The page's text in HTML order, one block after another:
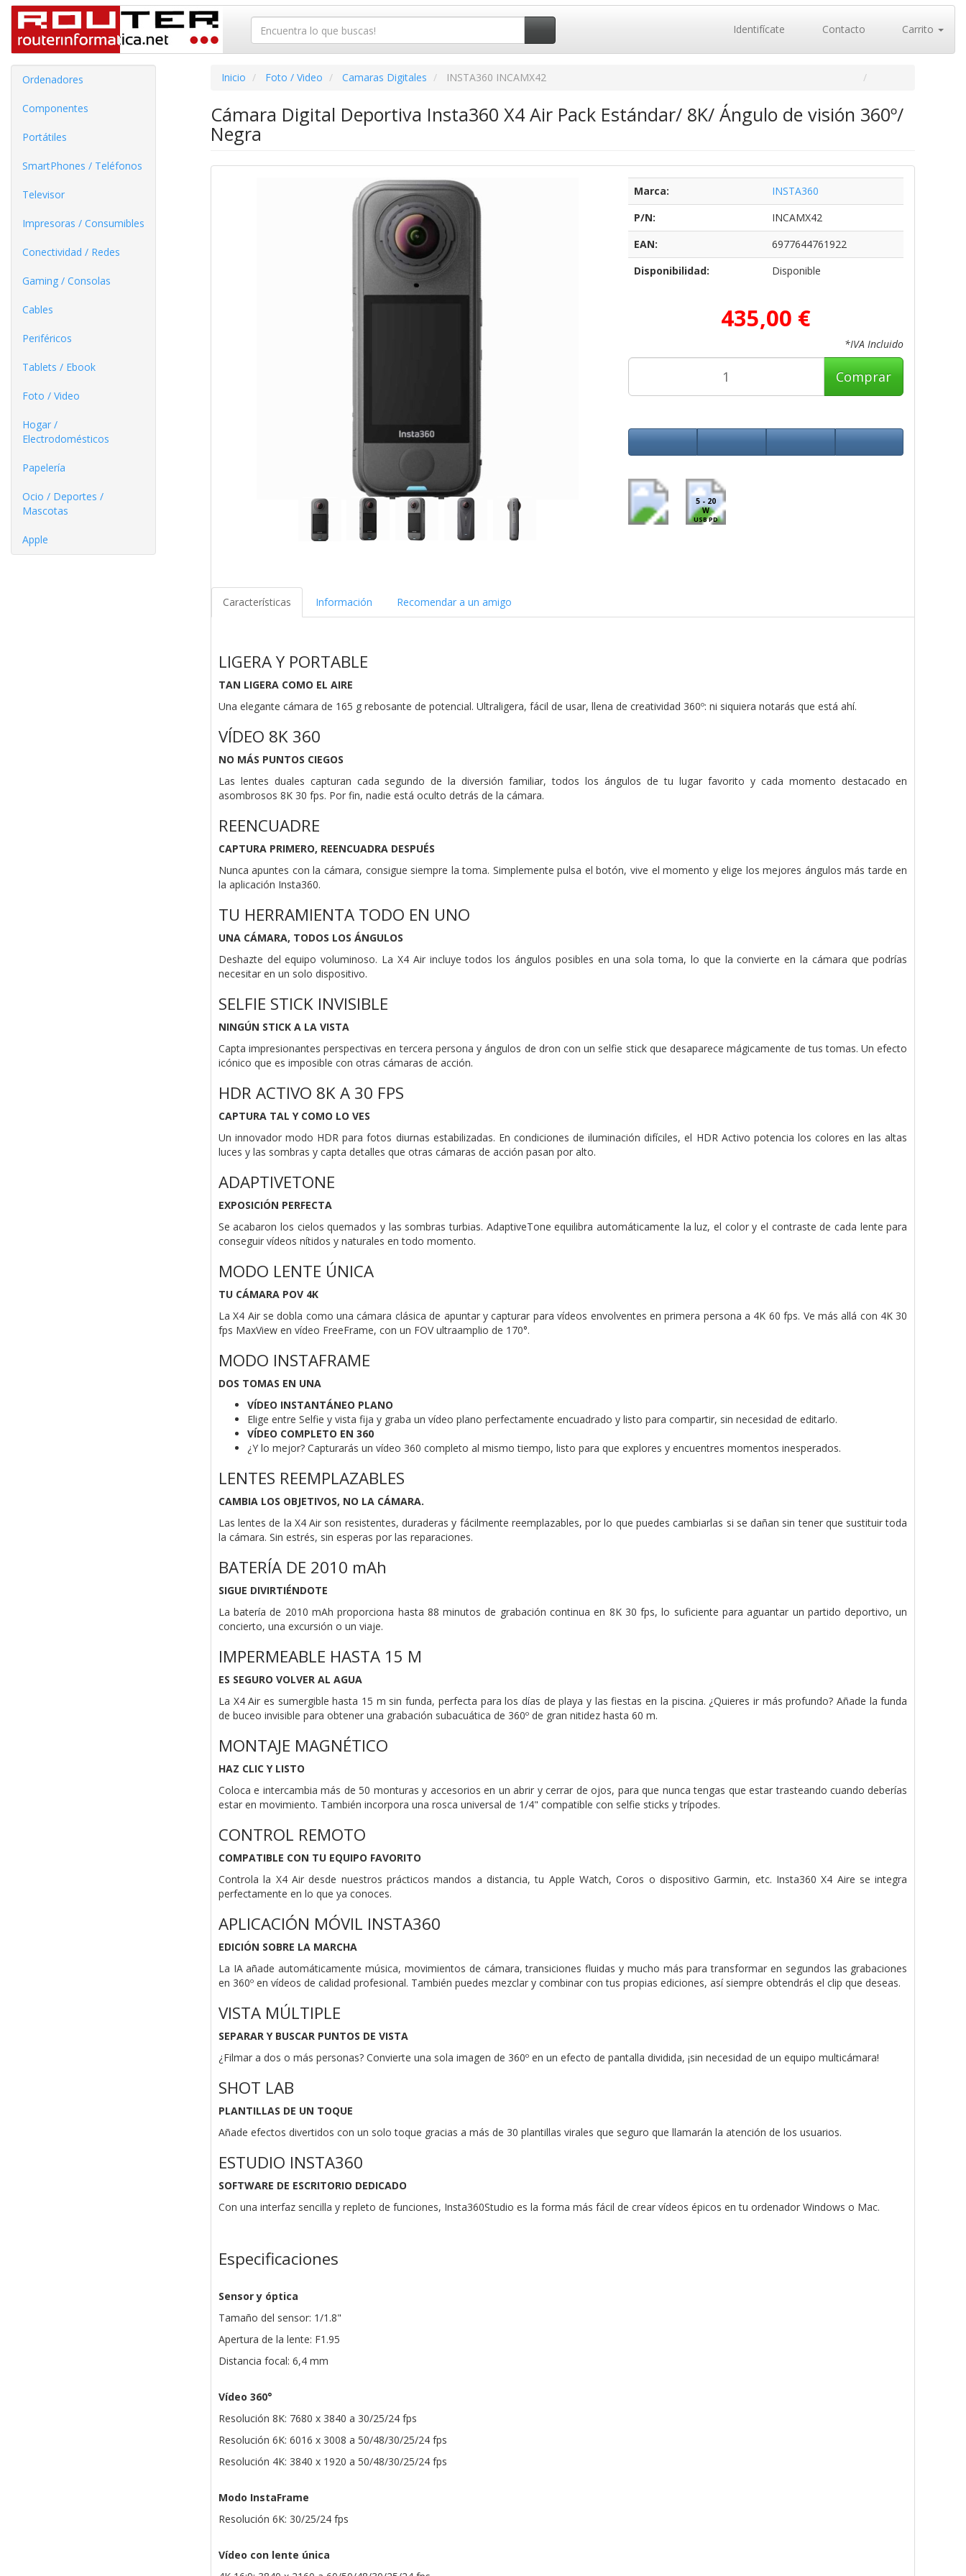
Identifícate Contacto Carrito
Ordenadores
Componentes
Portátiles
SmartPhones / Teléfonos
Televisor
Impresoras / Consumibles
Conectividad / Redes
Gaming / Consolas
Cables
Periféricos
Tablets / Ebook
Foto / Video
Hogar /
Electrodomésticos
Papelería
Ocio / Deportes /
Mascotas
Apple
Inicio Foto / Video Camaras Digitales INSTA360 INCAMX42
Cámara Digital Deportiva Insta360 X4 Air Pack Estándar/ 8K/ Ángulo de visión 360º/
Negra
Marca:
INSTA360
P/N:
INCAMX42
EAN:
6977644761922
Disponibilidad:
Disponible
435,00 €
*IVA Incluido
Comprar
5 - 20
W
USB PD
Características Información Recomendar a un amigo
LIGERA Y PORTABLE
TAN LIGERA COMO EL AIRE
Una elegante cámara de 165 g rebosante de potencial. Ultraligera, fácil de usar, llena de creatividad 360º: ni siquiera notarás que está ahí.
VÍDEO 8K 360
NO MÁS PUNTOS CIEGOS
Las lentes duales capturan cada segundo de la diversión familiar, todos los ángulos de tu lugar favorito y cada momento destacado en
asombrosos 8K 30 fps. Por fin, nadie está oculto detrás de la cámara.
REENCUADRE
CAPTURA PRIMERO, REENCUADRA DESPUÉS
Nunca apuntes con la cámara, consigue siempre la toma. Simplemente pulsa el botón, vive el momento y elige los mejores ángulos más tarde en
la aplicación Insta360.
TU HERRAMIENTA TODO EN UNO
UNA CÁMARA, TODOS LOS ÁNGULOS
Deshazte del equipo voluminoso. La X4 Air incluye todos los ángulos posibles en una sola toma, lo que la convierte en la cámara que podrías
necesitar en un solo dispositivo.
SELFIE STICK INVISIBLE
NINGÚN STICK A LA VISTA
Capta impresionantes perspectivas en tercera persona y ángulos de dron con un selfie stick que desaparece mágicamente de tus tomas. Un efecto
icónico que es imposible con otras cámaras de acción.
HDR ACTIVO 8K A 30 FPS
CAPTURA TAL Y COMO LO VES
Un innovador modo HDR para fotos diurnas estabilizadas. En condiciones de iluminación difíciles, el HDR Activo potencia los colores en las altas
luces y las sombras y capta detalles que otras cámaras de acción pasan por alto.
ADAPTIVETONE
EXPOSICIÓN PERFECTA
Se acabaron los cielos quemados y las sombras turbias. AdaptiveTone equilibra automáticamente la luz, el color y el contraste de cada lente para
conseguir vídeos nítidos y naturales en todo momento.
MODO LENTE ÚNICA
TU CÁMARA POV 4K
La X4 Air se dobla como una cámara clásica de apuntar y capturar para vídeos envolventes en primera persona a 4K 60 fps. Ve más allá con 4K 30
fps MaxView en vídeo FreeFrame, con un FOV ultraamplio de 170°.
MODO INSTAFRAME
DOS TOMAS EN UNA
VÍDEO INSTANTÁNEO PLANO
Elige entre Selfie y vista fija y graba un vídeo plano perfectamente encuadrado y listo para compartir, sin necesidad de editarlo.
VÍDEO COMPLETO EN 360
¿Y lo mejor? Capturarás un vídeo 360 completo al mismo tiempo, listo para que explores y encuentres momentos inesperados.
LENTES REEMPLAZABLES
CAMBIA LOS OBJETIVOS, NO LA CÁMARA.
Las lentes de la X4 Air son resistentes, duraderas y fácilmente reemplazables, por lo que puedes cambiarlas si se dañan sin tener que sustituir toda
la cámara. Sin estrés, sin esperas por las reparaciones.
BATERÍA DE 2010 mAh
SIGUE DIVIRTIÉNDOTE
La batería de 2010 mAh proporciona hasta 88 minutos de grabación continua en 8K 30 fps, lo suficiente para aguantar un partido deportivo, un
concierto, una excursión o un viaje.
IMPERMEABLE HASTA 15 M
ES SEGURO VOLVER AL AGUA
La X4 Air es sumergible hasta 15 m sin funda, perfecta para los días de playa y las fiestas en la piscina. ¿Quieres ir más profundo? Añade la funda
de buceo invisible para obtener una grabación subacuática de 360º de gran nitidez hasta 60 m.
MONTAJE MAGNÉTICO
HAZ CLIC Y LISTO
Coloca e intercambia más de 50 monturas y accesorios en un abrir y cerrar de ojos, para que nunca tengas que estar trasteando cuando deberías
estar en movimiento. También incorpora una rosca universal de 1/4" compatible con selfie sticks y trípodes.
CONTROL REMOTO
COMPATIBLE CON TU EQUIPO FAVORITO
Controla la X4 Air desde nuestros prácticos mandos a distancia, tu Apple Watch, Coros o dispositivo Garmin, etc. Insta360 X4 Aire se integra
perfectamente en lo que ya conoces.
APLICACIÓN MÓVIL INSTA360
EDICIÓN SOBRE LA MARCHA
La IA añade automáticamente música, movimientos de cámara, transiciones fluidas y mucho más para transformar en segundos las grabaciones
en 360º en vídeos de calidad profesional. También puedes mezclar y combinar con tus propias ediciones, así siempre obtendrás el clip que deseas.
VISTA MÚLTIPLE
SEPARAR Y BUSCAR PUNTOS DE VISTA
¿Filmar a dos o más personas? Convierte una sola imagen de 360º en un efecto de pantalla dividida, ¡sin necesidad de un equipo multicámara!
SHOT LAB
PLANTILLAS DE UN TOQUE
Añade efectos divertidos con un solo toque gracias a más de 30 plantillas virales que seguro que llamarán la atención de los usuarios.
ESTUDIO INSTA360
SOFTWARE DE ESCRITORIO DEDICADO
Con una interfaz sencilla y repleto de funciones, Insta360Studio es la forma más fácil de crear vídeos épicos en tu ordenador Windows o Mac.
Especificaciones
Sensor y óptica
Tamaño del sensor: 1/1.8"
Apertura de la lente: F1.95
Distancia focal: 6,4 mm
Vídeo 360°
Resolución 8K: 7680 x 3840 a 30/25/24 fps
Resolución 6K: 6016 x 3008 a 50/48/30/25/24 fps
Resolución 4K: 3840 x 1920 a 50/48/30/25/24 fps
Modo InstaFrame
Resolución 6K: 30/25/24 fps
Vídeo con lente única